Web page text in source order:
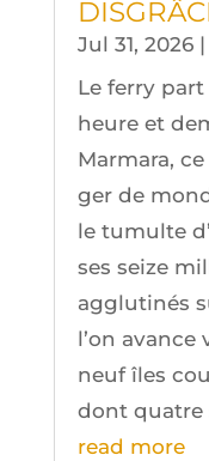
Jul 31, 2026|
Le fer­ry
heure et
Mar­ma­ra,
ger de
le tumulte
ses seize
agglu­ti­nés
l’on avance
neuf îles
dont quatre
read more